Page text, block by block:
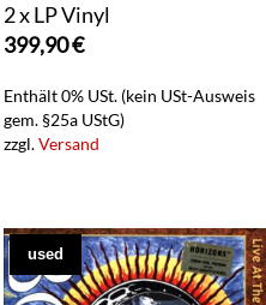
2 x LP Vinyl
399,90€
Enthält 0% USt. (kein USt-Ausweis
gem. §25a UStG)
zzgl.Versand
used